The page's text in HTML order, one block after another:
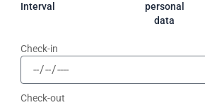
Interval
personal
data
Check-in
Check-out